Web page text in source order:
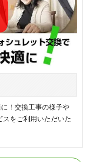
！交換工事の様子や
をご利用いただいた